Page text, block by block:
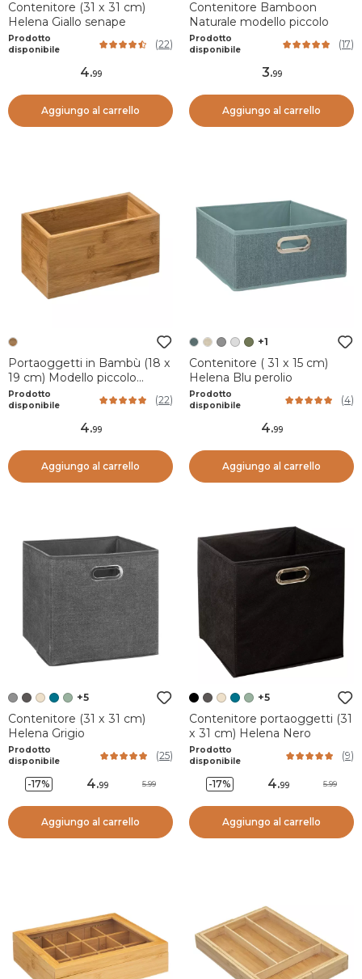
Contenitore (31 x 31 cm)
Helena Giallo senape
Prodotto
disponibile
(22)
4.99
Aggiungo al carrello
Contenitore Bamboon
Naturale modello piccolo
Prodotto
disponibile
(17)
3.99
Aggiungo al carrello
Portaoggetti in Bambù (18 x
19 cm) Modello piccolo
Naturale
Prodotto
disponibile
(22)
4.99
Aggiungo al carrello
+1
Contenitore ( 31 x 15 cm)
Helena Blu perolio
Prodotto
disponibile
(4)
4.99
Aggiungo al carrello
+5
Contenitore (31 x 31 cm)
Helena Grigio
Prodotto
disponibile
(25)
-17% 4.99 5.99
Aggiungo al carrello
+5
Contenitore portaoggetti (31
x 31 cm) Helena Nero
Prodotto
disponibile
(9)
-17% 4.99 5.99
Aggiungo al carrello